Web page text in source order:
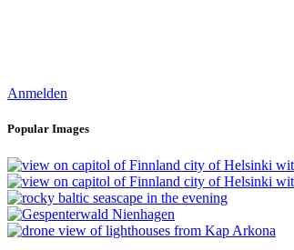
Anmelden
Popular Images